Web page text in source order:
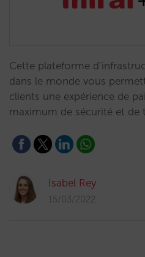
Cette plateforme
dans le monde vous
clients une expérience de
maximum de sécurité et de
Isabel Rey
15/03/2022